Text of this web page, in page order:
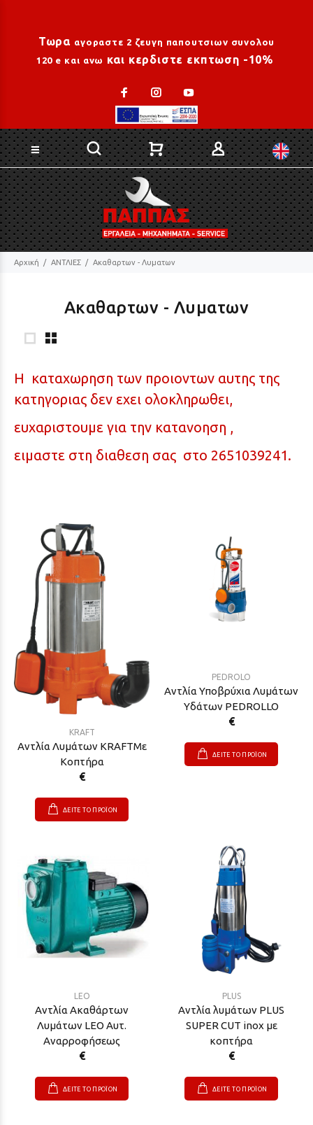
Τωρα αγοραστε 2 ζευγη παπουτσιων συνολου
120 e και ανω και κερδιστε εκπτωση -10%
Αρχική ΑΝΤΛΙΕΣ Ακαθαρτων - Λυματων
Ακαθαρτων - Λυματων
H καταχωρηση των προιοντων αυτης της
κατηγοριας δεν εχει ολοκληρωθει,
ευχαριστουμε για την κατανοηση ,
ειμαστε στη διαθεση σας στο 2651039241.
KRAFT
Αντλία Λυμάτων KRAFTΜε
Κοπτήρα
€
ΔΕΙΤΕ ΤΟ ΠΡΟΪΟΝ
PEDROLO
Αντλία Υποβρύχια Λυμάτων
Υδάτων PEDROLLO
€
ΔΕΙΤΕ ΤΟ ΠΡΟΪΟΝ
LEO
Αντλία Ακαθάρτων
Λυμάτων LEO Αυτ.
Αναρροφήσεως
€
ΔΕΙΤΕ ΤΟ ΠΡΟΪΟΝ
PLUS
Αντλία λυμάτων PLUS
SUPER CUT inox με
κοπτήρα
€
ΔΕΙΤΕ ΤΟ ΠΡΟΪΟΝ